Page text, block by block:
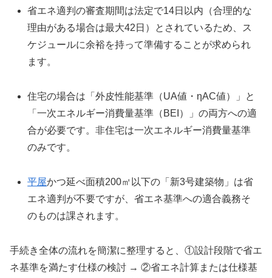
省エネ適判の審査期間は法定で14日以内（合理的な
理由がある場合は最大42日）とされているため、ス
ケジュールに余裕を持って準備することが求められ
ます。
住宅の場合は「外皮性能基準（UA値・ηAC値）」と
「一次エネルギー消費量基準（BEI）」の両方への適
合が必要です。非住宅は一次エネルギー消費量基準
のみです。
平屋かつ延べ面積200㎡以下の「新3号建築物」は省
エネ適判が不要ですが、省エネ基準への適合義務そ
のものは課されます。
手続き全体の流れを簡潔に整理すると、①設計段階で省エ
ネ基準を満たす仕様の検討 → ②省エネ計算または仕様基